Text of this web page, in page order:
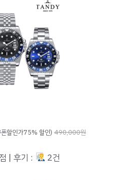
폰할인가75% 할인) 490,000원
| 후기 : 2건